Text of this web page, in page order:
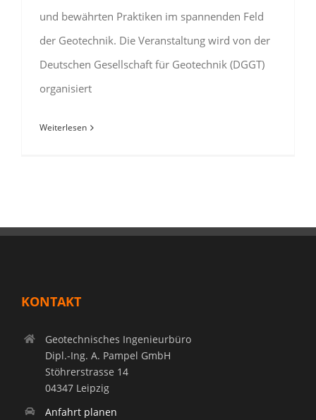
und bewährten Praktiken im spannenden Feld
der Geotechnik. Die Veranstaltung wird von der
Deutschen Gesellschaft für Geotechnik (DGGT)
organisiert
Weiterlesen
KONTAKT
Geotechnisches Ingenieurbüro
Dipl.-Ing. A. Pampel GmbH
Stöhrerstrasse 14
04347 Leipzig
Anfahrt planen